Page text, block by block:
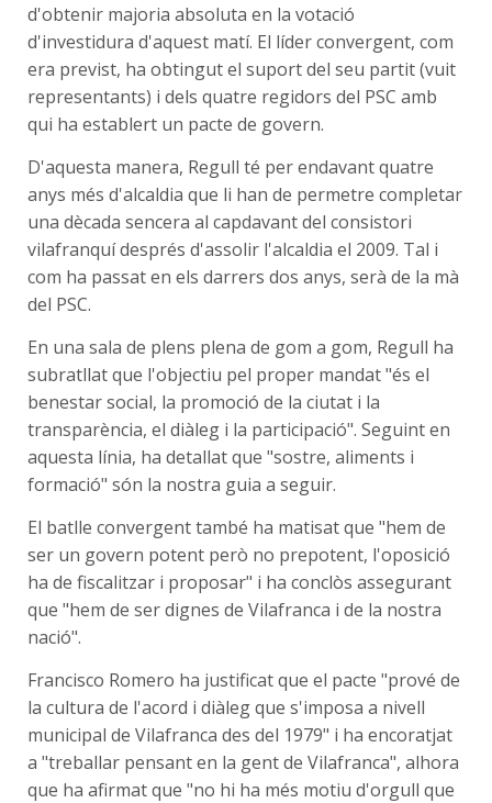
d'obtenir majoria absoluta en la votació
d'investidura d'aquest matí. El líder convergent, com
era previst, ha obtingut el suport del seu partit (vuit
representants) i dels quatre regidors del PSC amb
qui ha establert un pacte de govern.
D'aquesta manera, Regull té per endavant quatre
anys més d'alcaldia que li han de permetre completar
una dècada sencera al capdavant del consistori
vilafranquí després d'assolir l'alcaldia el 2009. Tal i
com ha passat en els darrers dos anys, serà de la mà
del PSC.
En una sala de plens plena de gom a gom, Regull ha
subratllat que l'objectiu pel proper mandat "és el
benestar social, la promoció de la ciutat i la
transparència, el diàleg i la participació". Seguint en
aquesta línia, ha detallat que "sostre, aliments i
formació" són la nostra guia a seguir.
El batlle convergent també ha matisat que "hem de
ser un govern potent però no prepotent, l'oposició
ha de fiscalitzar i proposar" i ha conclòs assegurant
que "hem de ser dignes de Vilafranca i de la nostra
nació".
Francisco Romero ha justificat que el pacte "prové de
la cultura de l'acord i diàleg que s'imposa a nivell
municipal de Vilafranca des del 1979" i ha encoratjat
a "treballar pensant en la gent de Vilafranca", alhora
que ha afirmat que "no hi ha més motiu d'orgull que